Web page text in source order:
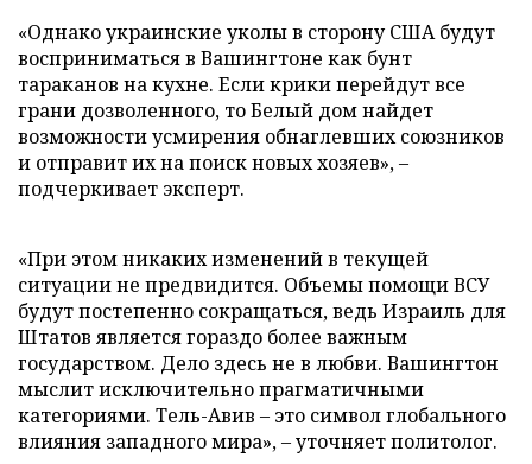
«Однако украинские уколы в сторону США будут
восприниматься в Вашингтоне как бунт
тараканов на кухне. Если крики перейдут все
грани дозволенного, то Белый дом найдет
возможности усмирения обнаглевших союзников
и отправит их на поиск новых хозяев», –
подчеркивает эксперт.
«При этом никаких изменений в текущей
ситуации не предвидится. Объемы помощи ВСУ
будут постепенно сокращаться, ведь Израиль для
Штатов является гораздо более важным
государством. Дело здесь не в любви. Вашингтон
мыслит исключительно прагматичными
категориями. Тель-Авив – это символ глобального
влияния западного мира», – уточняет политолог.